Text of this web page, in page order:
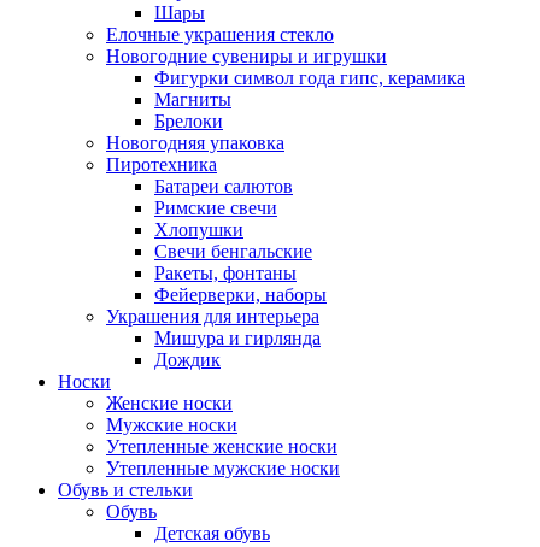
Шары
Елочные украшения стекло
Новогодние сувениры и игрушки
Фигурки символ года гипс, керамика
Магниты
Брелоки
Новогодняя упаковка
Пиротехника
Батареи салютов
Римские свечи
Хлопушки
Свечи бенгальские
Ракеты, фонтаны
Фейерверки, наборы
Украшения для интерьера
Мишура и гирлянда
Дождик
Носки
Женские носки
Мужские носки
Утепленные женские носки
Утепленные мужские носки
Обувь и стельки
Обувь
Детская обувь